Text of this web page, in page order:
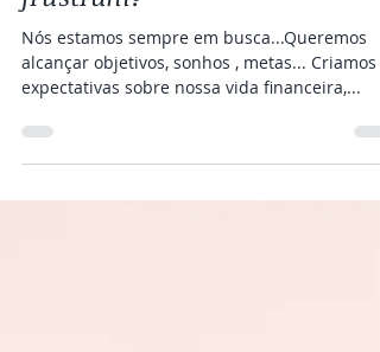
Expectativas: Te motivam ou te
frustram?
Nós estamos sempre em busca...Queremos
alcançar objetivos, sonhos , metas... Criamos